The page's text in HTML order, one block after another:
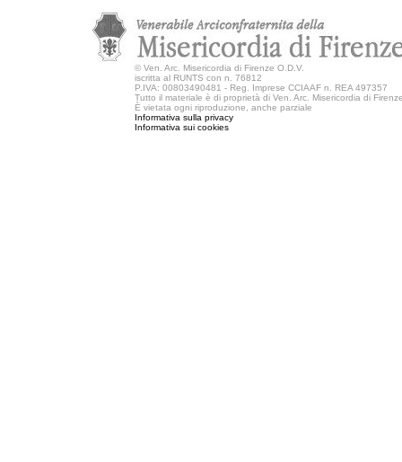
© Ven. Arc. Misericordia di Firenze O.D.V.
iscritta al RUNTS con n. 76812
P.IVA: 00803490481 - Reg. Imprese CCIAAF n. REA 497357
Tutto il materiale è di proprietà di Ven. Arc. Misericordia di
È vietata ogni riproduzione, anche parziale
Informativa sulla privacy
Informativa sui cookies